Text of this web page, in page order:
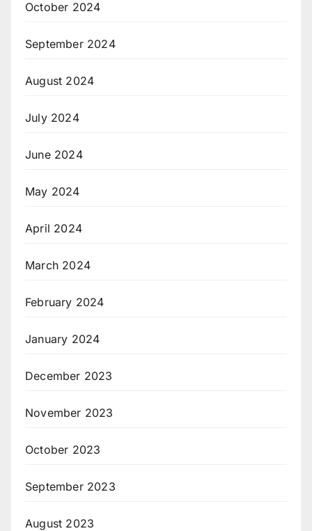
October 2024
September 2024
August 2024
July 2024
June 2024
May 2024
April 2024
March 2024
February 2024
January 2024
December 2023
November 2023
October 2023
September 2023
August 2023